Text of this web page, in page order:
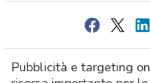
Pubblicità e targeting